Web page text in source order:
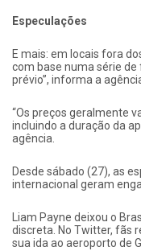
Especulações
E mais: em locais fora
com base numa série
prévio”, informa a
“Os preços geralmente
incluindo a duração da
agência.
Desde sábado (27), as
internacional geram
Liam Payne deixou o
discreta. No Twitter, fãs
sua ida ao aeroporto de